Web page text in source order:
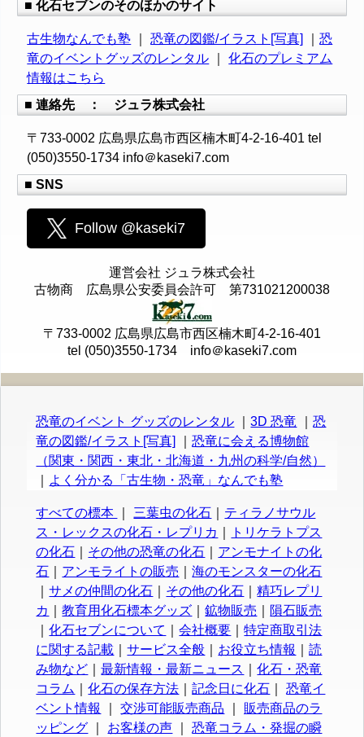
■ 化石セブンのそのほかのサイト
古生物なんでも塾 ｜恐竜の図鑑/イラスト[写真] ｜恐
竜のイベントグッズのレンタル ｜化石のプレミアム
情報はこちら
■ 連絡先 ： ジュラ株式会社
〒733-0002 広島県広島市西区楠木町4-2-16-401 tel
(050)3550-1734 info＠kaseki7.com
■ SNS
Follow @kaseki7
運営会社 ジュラ株式会社
古物商 広島県公安委員会許可 第731021200038
〒733-0002 広島県広島市西区楠木町4-2-16-401
tel (050)3550-1734 info＠kaseki7.com
恐竜のイベント グッズのレンタル ｜3D 恐竜 ｜恐
竜の図鑑/イラスト[写真]
｜恐竜に会える博物館
（関東・関西・東北・北海道・九州の科学/自然）
よく分かる「古生物・恐竜」なんでも塾
すべての標本 三葉虫の化石
ティラノサウル
ス・レックスの化石・レプリカ
トリケラトプス
の化石
その他の恐竜の化石
アンモナイトの化
石
アンモライトの販売 ｜海のモンスターの化石
｜サメの仲間の化石 その他の化石 ｜精巧レプリ
カ
｜教育用化石標本グッズ ｜鉱物販売
隕石販売
｜化石セブンについて ｜会社概要 ｜特定商取引法
に関する記載 ｜サービス全般 お役立ち情報 ｜読
み物など ｜最新情報・最新ニュース ｜化石・恐竜
コラム
｜化石の保存方法 ｜記念日に化石 ｜恐竜イ
ベント情報
｜交渉可能販売商品
販売商品のラ
ッピング
お客様の声 ｜恐竜コラム・発掘の瞬